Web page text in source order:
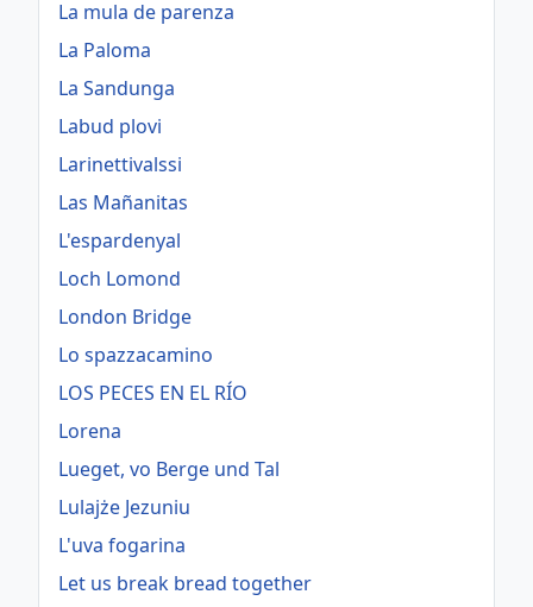
La mula de parenza
La Paloma
La Sandunga
Labud plovi
Larinettivalssi
Las Mañanitas
L'espardenyal
Loch Lomond
London Bridge
Lo spazzacamino
LOS PECES EN EL RÍO
Lorena
Lueget, vo Berge und Tal
Lulajże Jezuniu
L'uva fogarina
Let us break bread together